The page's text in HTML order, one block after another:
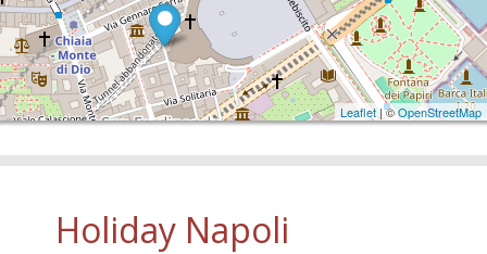
Leaflet| ©OpenStreetMap
Holiday Napoli